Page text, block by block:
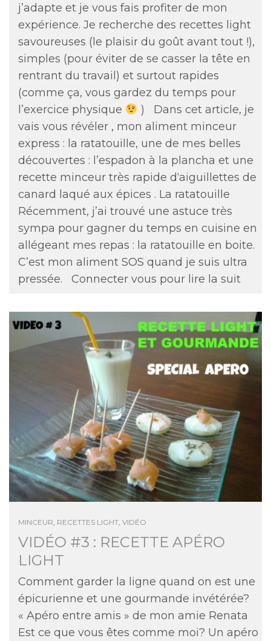
j’adapte et je vous fais profiter de mon
expérience. Je recherche des recettes light
savoureuses (le plaisir du goût avant tout !),
simples (pour éviter de se casser la tête en
rentrant du travail) et surtout rapides
(comme ça, vous gardez du temps pour
l’exercice physique
) Dans cet article, je
vais vous révéler , mon aliment minceur
express : la ratatouille, une de mes belles
découvertes : l’espadon à la plancha et une
recette minceur très rapide d‘aiguillettes de
canard laqué aux épices . La ratatouille
Récemment, j’ai trouvé une astuce très
sympa pour gagner du temps en cuisine en
allégeant mes repas : la ratatouille en boite.
C’est mon aliment SOS quand je suis ultra
pressée.
Connecter vous pour lire la suit
MINCEUR RECETTES LIGHT VIDÉO
VIDÉO #3 : RECETTE APÉRO
LIGHT
Comment garder la ligne quand on est une
épicurienne et une gourmande invétérée?
« Apéro entre amis » de mon amie Renata
Est ce que vous êtes comme moi? Un apéro